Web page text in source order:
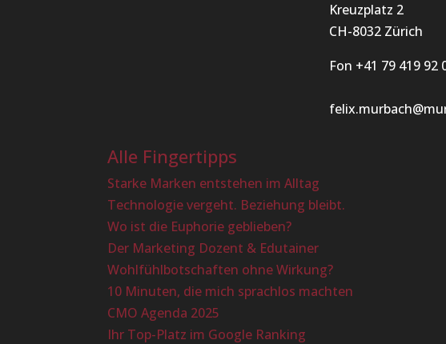
Kreuzplatz 2
CH-8032 Zürich
Fon +41 79 419 92
Alle Fingertipps
Starke Marken entstehen im Alltag
Technologie vergeht. Beziehung bleibt.
Wo ist die Euphorie geblieben?
Der Marketing Dozent & Edutainer
Wohlfühlbotschaften ohne Wirkung?
10 Minuten, die mich sprachlos machten
CMO Agenda 2025
Ihr Top-Platz im Google Ranking